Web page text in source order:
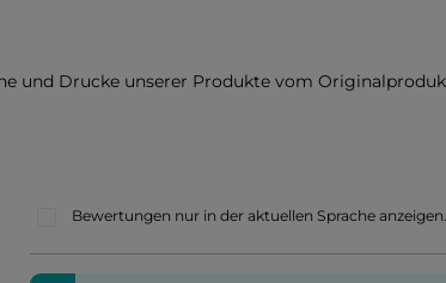
und Drucke unserer Produkte vom
Bewertungen nur in der aktuellen Sprache anzeigen.